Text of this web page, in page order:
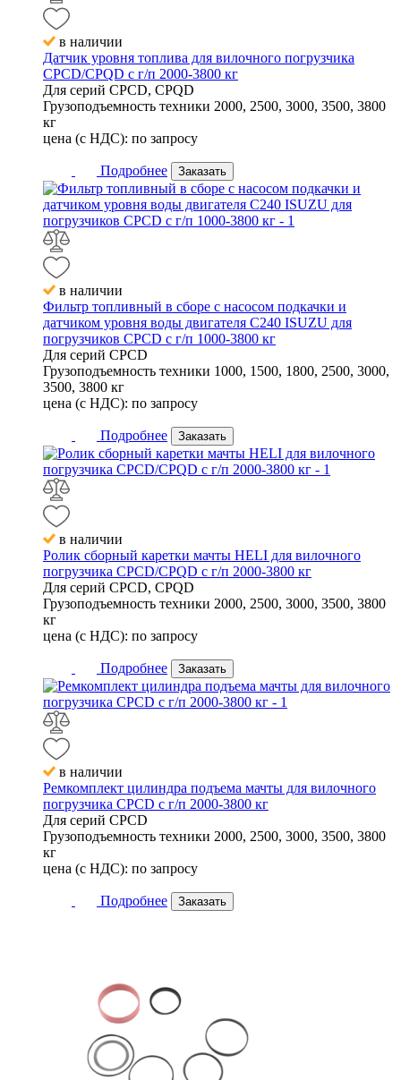
в наличии
Датчик уровня топлива для вилочного погрузчика
CPCD/CPQD с г/п 2000-3800 кг
Для серий CPCD, CPQD
Грузоподъемность техники 2000, 2500, 3000, 3500, 3800
кг
цена (с НДС): по запросу
Подробнее Заказать
в наличии
Фильтр топливный в сборе с насосом подкачки и
датчиком уровня воды двигателя C240 ISUZU для
погрузчиков CPCD с г/п 1000-3800 кг
Для серий CPCD
Грузоподъемность техники 1000, 1500, 1800, 2500, 3000,
3500, 3800 кг
цена (с НДС): по запросу
Подробнее Заказать
в наличии
Ролик сборный каретки мачты HELI для вилочного
погрузчика CPCD/CPQD с г/п 2000-3800 кг
Для серий CPCD, CPQD
Грузоподъемность техники 2000, 2500, 3000, 3500, 3800
кг
цена (с НДС): по запросу
Подробнее Заказать
в наличии
Ремкомплект цилиндра подъема мачты для вилочного
погрузчика CPCD с г/п 2000-3800 кг
Для серий CPCD
Грузоподъемность техники 2000, 2500, 3000, 3500, 3800
кг
цена (с НДС): по запросу
Подробнее Заказать